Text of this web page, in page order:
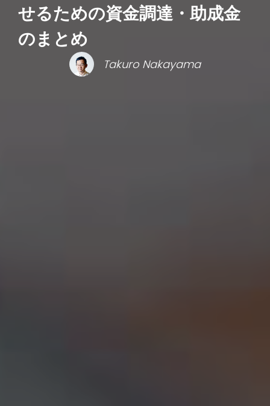
せるための資金調達・助成金
のまとめ
Takuro Nakayama